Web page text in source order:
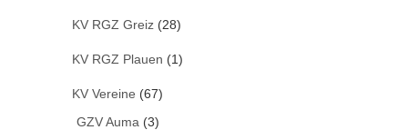
KV RGZ Greiz (28)
KV RGZ Plauen (1)
KV Vereine (67)
GZV Auma (3)